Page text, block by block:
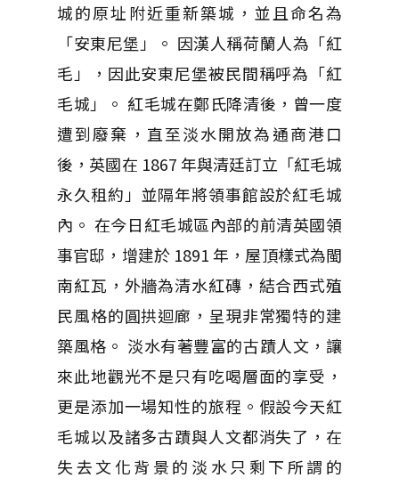
城的原址附近重新築城，並且命名為
「安東尼堡」。 因漢人稱荷蘭人為「紅
毛」，因此安東尼堡被民間稱呼為「紅
毛城」。 紅毛城在鄭氏降清後，曾一度
遭到廢棄，直至淡水開放為通商港口
後，英國在 1867 年與清廷訂立「紅毛城
永久租約」並隔年將領事館設於紅毛城
內。 在今日紅毛城區內部的前清英國領
事官邸，增建於 1891 年，屋頂樣式為閩
南紅瓦，外牆為清水紅磚，結合西式殖
民風格的圓拱迴廊，呈現非常獨特的建
築風格。 淡水有著豐富的古蹟人文，讓
來此地觀光不是只有吃喝層面的享受，
更是添加一場知性的旅程。假設今天紅
毛城以及諸多古蹟與人文都消失了，在
失去文化背景的淡水只剩下所謂的